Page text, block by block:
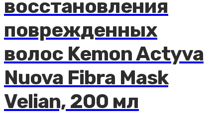
восстановления
поврежденных
волос Kemon Actyva
Nuova Fibra Mask
Velian, 200 мл